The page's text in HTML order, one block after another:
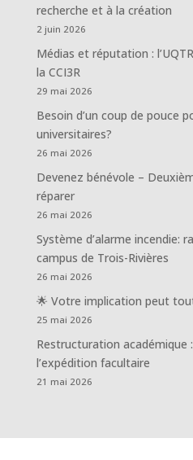
recherche et à la création
2 juin 2026
Médias et réputation :
la CCI3R
29 mai 2026
Besoin d’un coup de pouce
universitaires?
26 mai 2026
Devenez bénévole –
réparer
26 mai 2026
Système d’alarme incendie:
campus de Trois-Rivières
26 mai 2026
🌟 Votre implication peut
25 mai 2026
Restructuration académique
l’expédition facultaire
21 mai 2026